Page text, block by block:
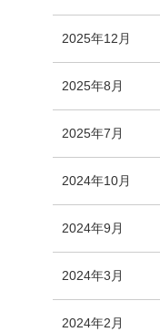
リ
ー
2025年12月
ー
2025年8月
ー
数
2025年7月
リ
ー
2024年10月
ー
2024年9月
ー
2024年3月
2024年2月